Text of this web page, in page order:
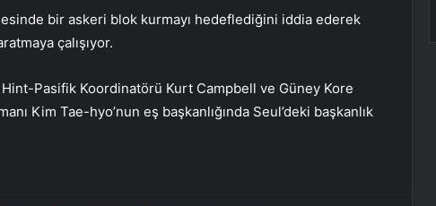
bir askeri blok kurmayı hedeflediğini iddia ederek
çalışıyor.
Hint-Pasifik Koordinatörü Kurt Campbell ve Güney Kore
Kim Tae-hyo’nun eş başkanlığında Seul’deki başkanlık